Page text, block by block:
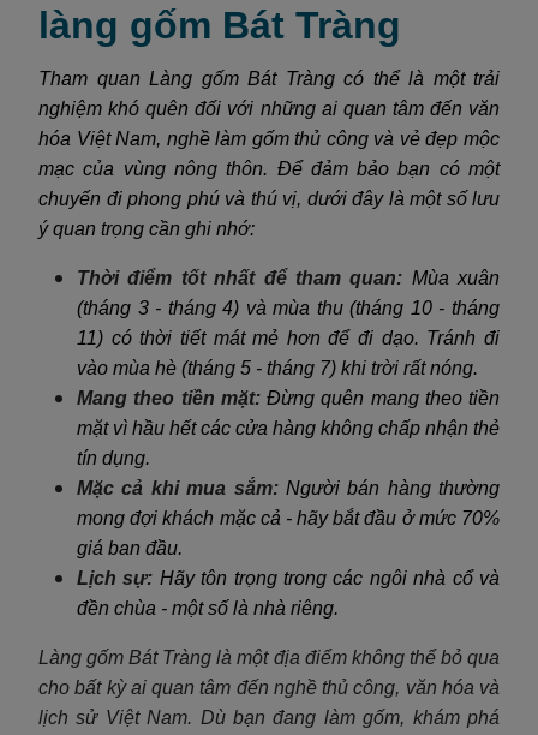
làng gốm Bát Tràng
Tham quan Làng gốm Bát Tràng có thể là một trải
nghiệm khó quên đối với những ai quan tâm đến văn
hóa Việt Nam, nghề làm gốm thủ công và vẻ đẹp mộc
mạc của vùng nông thôn. Để đảm bảo bạn có một
chuyến đi phong phú và thú vị, dưới đây là một số lưu
ý quan trọng cần ghi nhớ:
Thời điểm tốt nhất để tham quan: Mùa xuân
(tháng 3 - tháng 4) và mùa thu (tháng 10 - tháng
11) có thời tiết mát mẻ hơn để đi dạo. Tránh đi
vào mùa hè (tháng 5 - tháng 7) khi trời rất nóng.
Mang theo tiền mặt:Đừng quên mang theo tiền
mặt vì hầu hết các cửa hàng không chấp nhận thẻ
tín dụng.
Mặc cả khi mua sắm:Người bán hàng thường
mong đợi khách mặc cả - hãy bắt đầu ở mức 70%
giá ban đầu.
Lịch sự: Hãy tôn trọng trong các ngôi nhà cổ và
đền chùa - một số là nhà riêng.
Làng gốm Bát Tràng là một địa điểm không thể bỏ qua
cho bất kỳ ai quan tâm đến nghề thủ công, văn hóa và
lịch sử Việt Nam. Dù bạn đang làm gốm, khám phá